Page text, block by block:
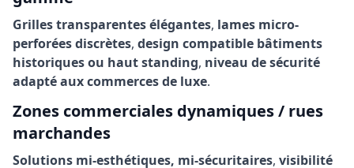
historiques ou haut standing
adapté aux commerces de luxe.
Zones commerciales dynamiques / rues
marchandes
Solutions mi-esthétiques, mi-sécuritaires, visibilité
vitrine conservée